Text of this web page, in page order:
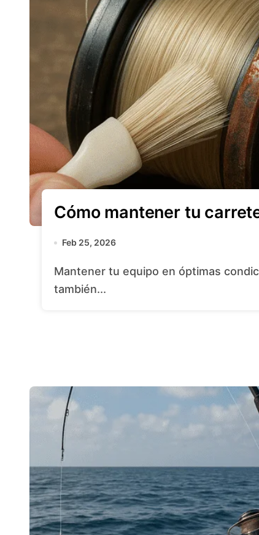
Cómo mantener tu
Feb 25, 2026
Mantener tu equipo en óptimas condiciones no solo alarga su vida útil, sino que
también...